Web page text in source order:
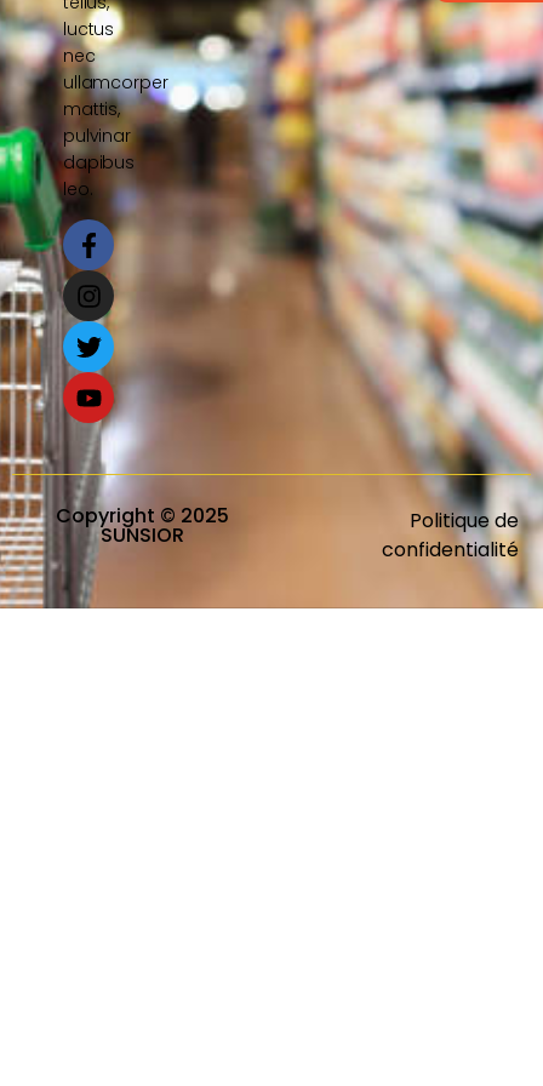
luctus
nec
ullamcorper
mattis,
pulvinar
dapibus
leo.
Copyright © 2025
SUNSIOR
Politique de
confidentialité